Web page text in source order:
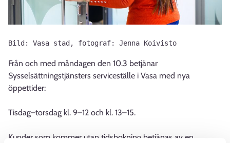
Bild: Vasa stad, fotograf: Jenna Koivisto
Från och med måndagen den 10.3 betjänar
Sysselsättningstjänsters serviceställe i Vasa med nya
öppettider:
Tisdag–torsdag kl. 9–12 och kl. 13–15.
Kunder som kommer utan tidsbokning betjänas av en